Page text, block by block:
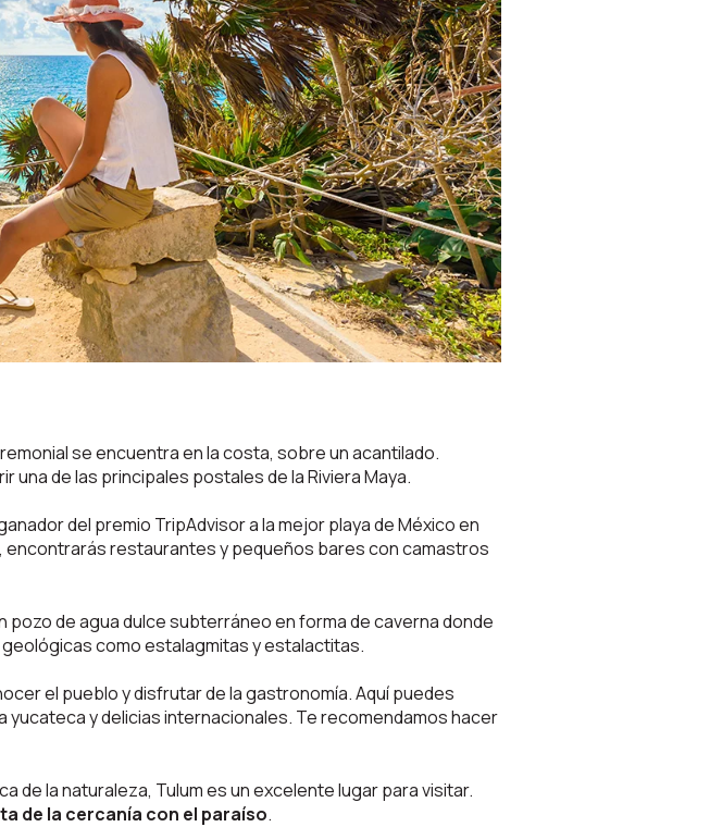
se encuentra en la costa, sobre un acantilado.
una de las principales postales de la Riviera Maya.
del premio TripAdvisor a la mejor playa de México en
restaurantes y pequeños bares con camastros
pozo de agua dulce subterráneo en forma de caverna donde
como estalagmitas y estalactitas.
el pueblo y disfrutar de la gastronomía. Aquí puedes
y delicias internacionales. Te recomendamos hacer
de la naturaleza, Tulum es un excelente lugar para visitar.
de la cercanía con el paraíso.